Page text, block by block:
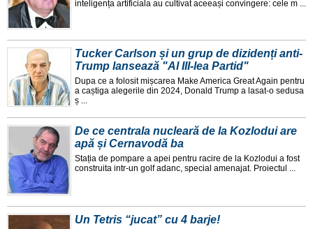
inteligența artificiala au cultivat aceeași convingere: cele m ...
Tucker Carlson și un grup de dizidenți anti-
Trump lansează "Al III-lea Partid"
Dupa ce a folosit mișcarea Make America Great Again pentru
a caștiga alegerile din 2024, Donald Trump a lasat-o sedusa
ș ...
De ce centrala nucleară de la Kozlodui are
apă și Cernavodă ba
Stația de pompare a apei pentru racire de la Kozlodui a fost
construita intr-un golf adanc, special amenajat. Proiectul ...
Un Tetris “jucat” cu 4 barje!